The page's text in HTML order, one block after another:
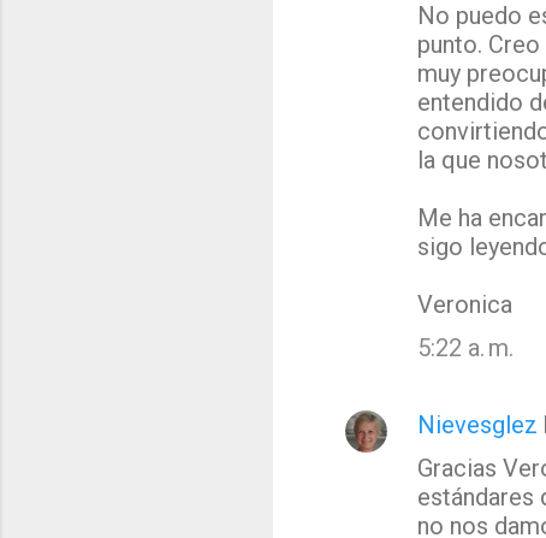
No puedo
punto.
muy
entendido
la que
Me ha
sigo
Veronica
5:22 a. m.
Nievesglez
Gracias
estándares
no nos